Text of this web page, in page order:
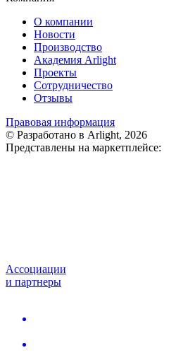
О компании
Новости
Производство
Академия Arlight
Проекты
Сотрудничество
Отзывы
Правовая информация
© Разработано в Arlight, 2026
Представлены на маркетплейсе:
Ассоциации
и партнеры